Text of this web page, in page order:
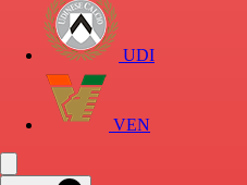
UDI
VEN